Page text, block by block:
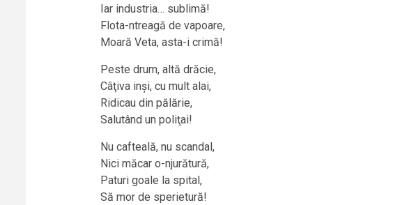
Iar industria… sublimă!
Flota-ntreagă de vapoare,
Moară Veta, asta-i crimă!
Peste drum, altă drăcie,
Câţiva inși, cu mult alai,
Ridicau din pălărie,
Salutând un poliţai!
Nu cafteală, nu scandal,
Nici măcar o-njurătură,
Paturi goale la spital,
Să mor de sperietură!